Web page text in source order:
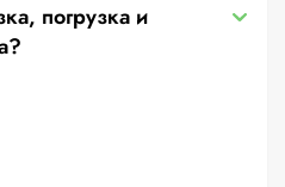
погрузка и